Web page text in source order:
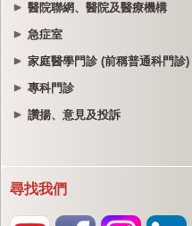
醫院聯網、醫院及醫療機構
急症室
家庭醫學門診 (前稱普通科門診)
專科門診
讚揚、意見及投訴
尋找我們